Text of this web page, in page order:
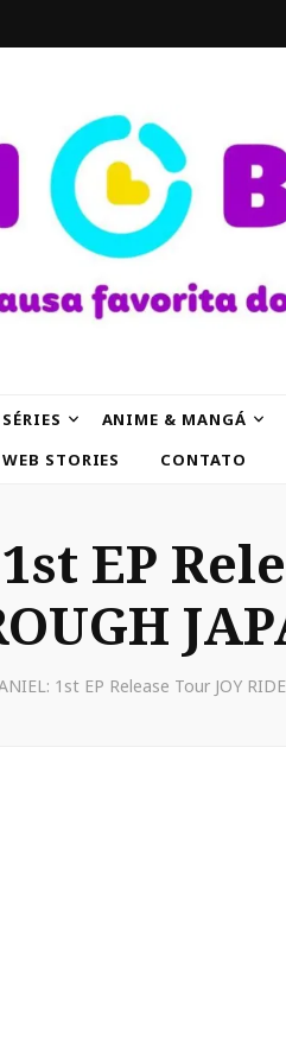
ANIME & MANGÁ
WEB STORIES
CONTATO
EP
1st EP Release Tour JOY